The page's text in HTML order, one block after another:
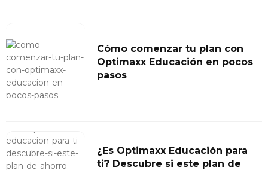
Cómo comenzar tu plan con
Optimaxx Educación en pocos
pasos
¿Es Optimaxx Educación para
ti? Descubre si este plan de